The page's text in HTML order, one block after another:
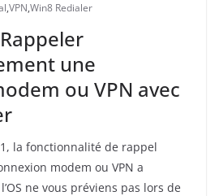
,VPN,Win8 Redialer
une
ou VPN avec
la fonctionnalité de rappel
modem ou VPN a
ne vous préviens pas lors de